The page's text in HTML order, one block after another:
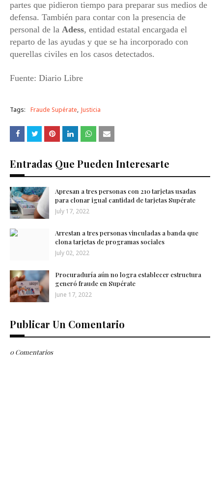
partes que pidieron tiempo para preparar sus medios de
defensa. También para contar con la presencia de
personal de la Adess, entidad estatal encargada el
reparto de las ayudas y que se ha incorporado con
querellas civiles en los casos detectados.
Fuente: Diario Libre
Tags: Fraude Supérate Justicia
Entradas Que Pueden Interesarte
Apresan a tres personas con 210 tarjetas usadas
para clonar igual cantidad de tarjetas Supérate
July 17, 2022
Arrestan a tres personas vinculadas a banda que
clona tarjetas de programas sociales
July 02, 2022
Procuraduría aún no logra establecer estructura
generó fraude en Supérate
June 17, 2022
Publicar Un Comentario
0 Comentarios